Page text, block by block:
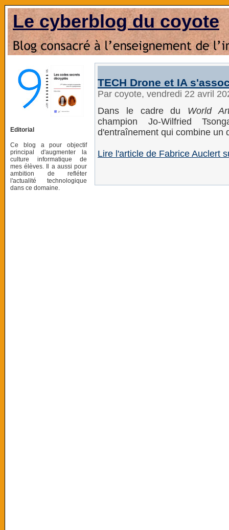
Le cyberblog du coyote
Editorial
Ce blog a pour objectif
principal d'augmenter la
culture informatique de
mes élèves. Il a aussi pour
ambition de refléter
l'actualité technologique
dans ce domaine.
TECH Drone et IA
Par coyote, vendredi 22 avril
Dans le cadre du World
champion Jo-Wilfried
d'entraînement qui combine un
Lire l'article de Fabrice Auclert